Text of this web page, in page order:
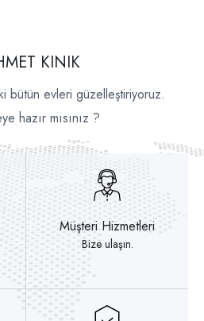
KINIK
bütün evleri güzelleştiriyoruz.
hazır mısınız ?
Müşteri Hizmetleri
Bize ulaşın.